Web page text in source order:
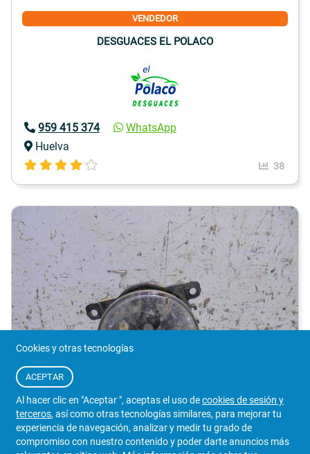
VENDEDOR
DESGUACES EL POLACO
959 415 374
WhatsApp
Huelva
38
4
FARO ANTINIEBLA DELANTERO DERECHORENAULT
Cookies y otras tecnologías
ACEPTAR
Al hacer clic en "Aceptar ", aceptas el uso decookies de sesión y
terceros, así como otras tecnologías similares, para mejorar tu
experiencia de navegación, analizar y medir tu grado de
compromiso con nuestro contenido y poder darte anuncios más